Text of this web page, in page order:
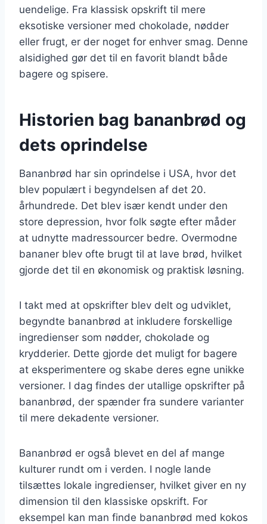
uendelige. Fra klassisk opskrift til mere
eksotiske versioner med chokolade, nødder
eller frugt, er der noget for enhver smag. Denne
alsidighed gør det til en favorit blandt både
bagere og spisere.
Historien bag bananbrød og
dets oprindelse
Bananbrød har sin oprindelse i USA, hvor det
blev populært i begyndelsen af det 20.
århundrede. Det blev især kendt under den
store depression, hvor folk søgte efter måder
at udnytte madressourcer bedre. Overmodne
bananer blev ofte brugt til at lave brød, hvilket
gjorde det til en økonomisk og praktisk løsning.
I takt med at opskrifter blev delt og udviklet,
begyndte bananbrød at inkludere forskellige
ingredienser som nødder, chokolade og
krydderier. Dette gjorde det muligt for bagere
at eksperimentere og skabe deres egne unikke
versioner. I dag findes der utallige opskrifter på
bananbrød, der spænder fra sundere varianter
til mere dekadente versioner.
Bananbrød er også blevet en del af mange
kulturer rundt om i verden. I nogle lande
tilsættes lokale ingredienser, hvilket giver en ny
dimension til den klassiske opskrift. For
eksempel kan man finde bananbrød med kokos